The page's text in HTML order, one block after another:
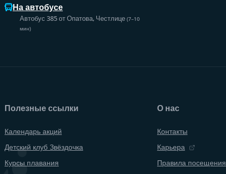
На автобусе
Автобус 385 от Опатова, Честлице (7–10
мин)
Полезные ссылки
Календарь акций
Детский клуб Звёздочка
Курсы плавания
О нас
Контакты
Карьера
Правила посещения